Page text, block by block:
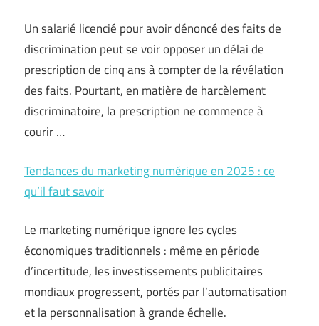
Un salarié licencié pour avoir dénoncé des faits de
discrimination peut se voir opposer un délai de
prescription de cinq ans à compter de la révélation
des faits. Pourtant, en matière de harcèlement
discriminatoire, la prescription ne commence à
courir …
Tendances du marketing numérique en 2025 : ce
qu’il faut savoir
Le marketing numérique ignore les cycles
économiques traditionnels : même en période
d’incertitude, les investissements publicitaires
mondiaux progressent, portés par l’automatisation
et la personnalisation à grande échelle.